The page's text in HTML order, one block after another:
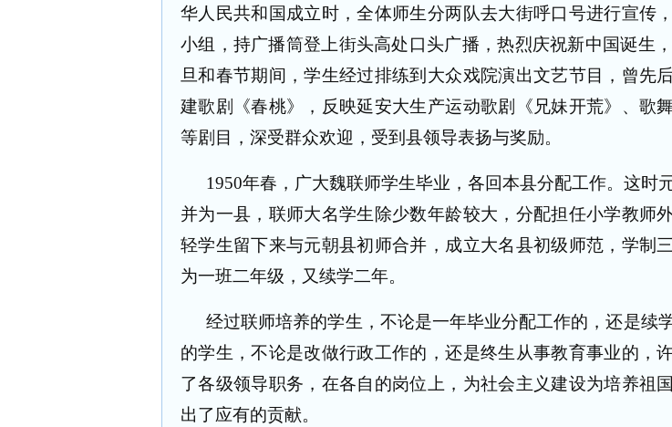
华人民共和国成立时，全体师生分两队去大街呼口号进行宣传
小组，持广播筒登上街头高处口头广播，热烈庆祝新中国诞生
旦和春节期间，学生经过排练到大众戏院演出文艺节目，曾先
建歌剧《春桃》，反映延安大生产运动歌剧《兄妹开荒》、歌舞
等剧目，深受群众欢迎，受到县领导表扬与奖励。
1950年春，广大魏联师学生毕业，各回本县分配工作。这时
并为一县，联师大名学生除少数年龄较大，分配担任小学教师
轻学生留下来与元朝县初师合并，成立大名县初级师范，学制
为一班二年级，又续学二年。
经过联师培养的学生，不论是一年毕业分配工作的，还是续
的学生，不论是改做行政工作的，还是终生从事教育事业的，
了各级领导职务，在各自的岗位上，为社会主义建设为培养祖
出了应有的贡献。